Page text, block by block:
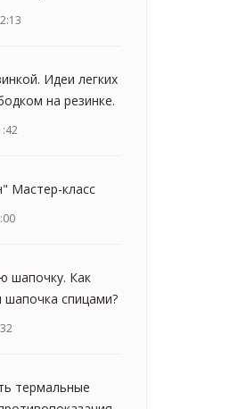
Идеи легких
на резинке.
Мастер-класс
шапочку. Как
шапочка спицами?
термальные